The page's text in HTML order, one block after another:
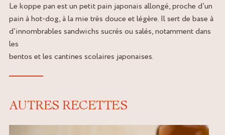
Le koppe pan est un petit pain japonais allongé, proche d’un
pain à hot‑dog, à la mie très douce et légère. Il sert de base à
d’innombrables sandwichs sucrés ou salés, notamment dans
les
bentos et les cantines scolaires japonaises.
AUTRES RECETTES